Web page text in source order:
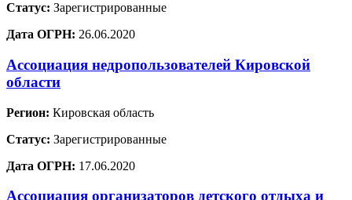
Статус: Зарегистрированные
Дата ОГРН: 26.06.2020
Ассоциация недропользователей Кировской
области
Регион: Кировская область
Статус: Зарегистрированные
Дата ОГРН: 17.06.2020
Ассоциация организаторов детского отдыха и